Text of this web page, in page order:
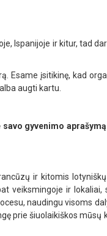
Ispanijoje ir kitur, tad
Esame įsitikinę, kad
augti kartu.
gyvenimo
ir kitomis
veiksmingoje ir lokaliai,
naudingu visoms
prie šiuolaikiškos mūsų